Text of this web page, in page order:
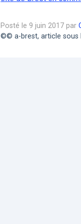
Posté le 9 juin 2017 par
©© a-brest, article sous